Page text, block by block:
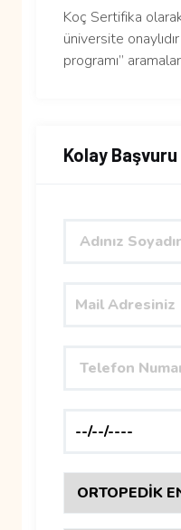
Koç Sertifika
üniversite
programı”
Kolay Başvuru